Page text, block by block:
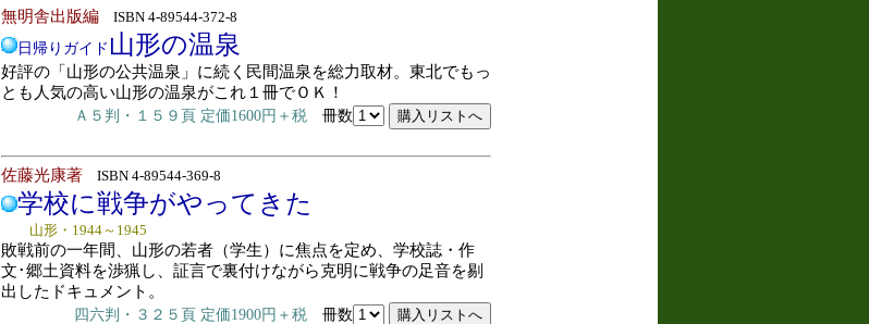
無明舎出版編 ISBN 4-89544-372-8
日帰りガイド 山形の温泉
好評の「山形の公共温泉」に続く民間温泉を総力取材。東北でもっ
とも人気の高い山形の温泉がこれ１冊でＯＫ！
Ａ５判・１５９頁 定価1600円＋税 冊数
佐藤光康著 ISBN 4-89544-369-8
学校に戦争がやってきた
山形・1944～1945
敗戦前の一年間、山形の若者（学生）に焦点を定め、学校誌・作
文･郷土資料を渉猟し、証言で裏付けながら克明に戦争の足音を剔
出したドキュメント。
四六判・３２５頁 定価1900円＋税 冊数